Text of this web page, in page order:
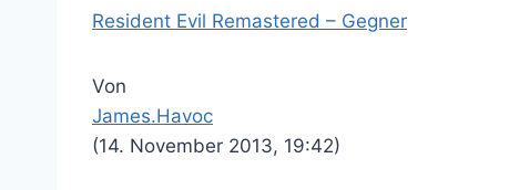
Resident Evil Remastered – Gegner
Von
James.Havoc
(14. November 2013, 19:42)